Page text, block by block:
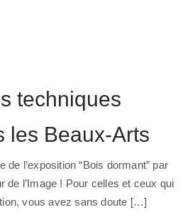
techniques
les Beaux-Arts
de l’exposition “Bois dormant” par
de l’Image ! Pour celles et ceux qui
vous avez sans doute […]